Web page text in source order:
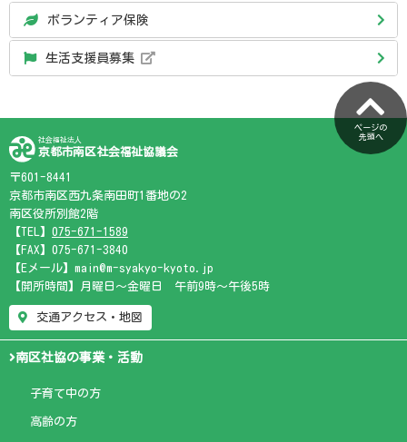
ボランティア保険
生活支援員募集
ページの
先頭へ
社会福祉法人
京都市南区社会福祉協議会
〒601-8441
京都市南区西九条南田町1番地の2
南区役所別館2階
【TEL】 075-671-1589
【FAX】075-671-3840
【Eメール】main@m-syakyo-kyoto.jp
【開所時間】月曜日～金曜日 午前9時～午後5時
交通アクセス・地図
南区社協の事業・活動
子育て中の方
高齢の方